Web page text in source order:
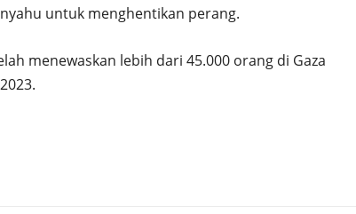
untuk menghentikan perang.
menewaskan lebih dari 45.000 orang di Gaza